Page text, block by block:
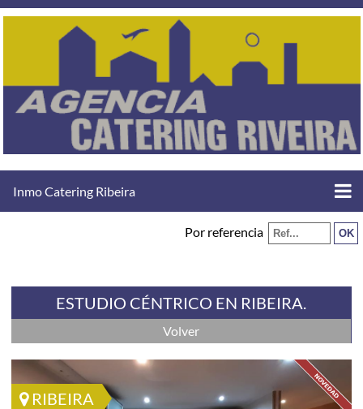
Inmo Catering Ribeira
Por referencia
ESTUDIO CÉNTRICO EN RIBEIRA.
Volver
RIBEIRA